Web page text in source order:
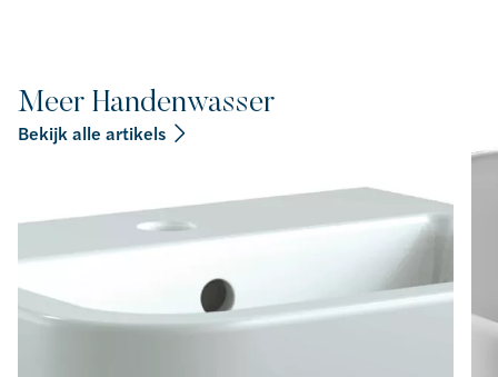
Meer Handenwasser
Bekijk alle artikels